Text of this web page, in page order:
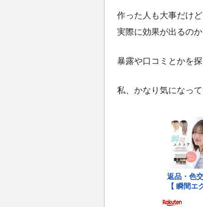
作った人も大事だけど
実際に効果が出るの
暴露や口コミとかを
私、かなり気になって